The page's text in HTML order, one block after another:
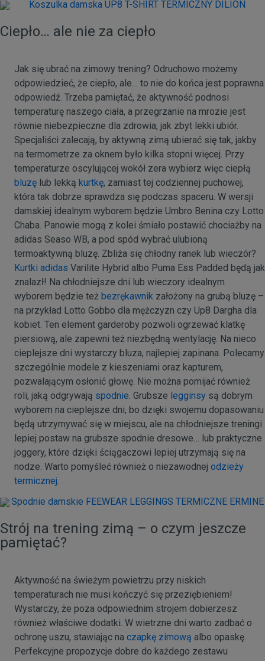
Ciepło… ale nie za ciepło
Jak się ubrać na zimowy trening? Odruchowo możemy
odpowiedzieć, że ciepło, ale… to nie do końca jest poprawna
odpowiedź. Trzeba pamiętać, że aktywność podnosi
temperaturę naszego ciała, a przegrzanie na mrozie jest
równie niebezpieczne dla zdrowia, jak zbyt lekki ubiór.
Specjaliści zalecają, by aktywną zimą ubierać się tak, jakby
na termometrze za oknem było kilka stopni więcej. Przy
temperaturze oscylującej wokół zera wybierz więc ciepłą
bluzę lub lekką kurtkę, zamiast tej codziennej puchowej,
która tak dobrze sprawdza się podczas spaceru. W wersji
damskiej idealnym wyborem będzie Umbro Benina czy Lotto
Chaba. Panowie mogą z kolei śmiało postawić chociażby na
adidas Seaso WB, a pod spód wybrać ulubioną
termoaktywną bluzę. Zbliża się chłodny ranek lub wieczór?
Kurtki adidas Varilite Hybrid albo Puma Ess Padded będą jak
znalazł! Na chłodniejsze dni lub wieczory idealnym
wyborem będzie też bezrękawnik założony na grubą bluzę –
na przykład Lotto Gobbo dla mężczyzn czy Up8 Dargha dla
kobiet. Ten element garderoby pozwoli ogrzewać klatkę
piersiową, ale zapewni też niezbędną wentylację. Na nieco
cieplejsze dni wystarczy bluza, najlepiej zapinana. Polecamy
szczególnie modele z kieszeniami oraz kapturem,
pozwalającym osłonić głowę. Nie można pomijać również
roli, jaką odgrywają spodnie. Grubsze legginsy są dobrym
wyborem na cieplejsze dni, bo dzięki swojemu dopasowaniu
będą utrzymywać się w miejscu, ale na chłodniejsze treningi
lepiej postaw na grubsze spodnie dresowe… lub praktyczne
joggery, które dzięki ściągaczowi lepiej utrzymają się na
nodze. Warto pomyśleć również o niezawodnej odzieży
termicznej.
Strój na trening zimą – o czym jeszcze
pamiętać?
Aktywność na świeżym powietrzu przy niskich
temperaturach nie musi kończyć się przeziębieniem!
Wystarczy, że poza odpowiednim strojem dobierzesz
również właściwe dodatki. W wietrzne dni warto zadbać o
ochronę uszu, stawiając na czapkę zimową albo opaskę.
Perfekcyjne propozycje dobre do każdego zestawu